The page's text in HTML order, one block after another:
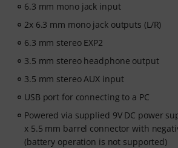
6.3 mm mono jack input
2x 6.3 mm mono jack outputs (L/R)
6.3 mm stereo EXP2
3.5 mm stereo headphone output
3.5 mm stereo AUX input
USB port for connecting to a PC
Powered via supplied 9V DC power
x 5.5 mm barrel connector with
(battery operation is not supported)